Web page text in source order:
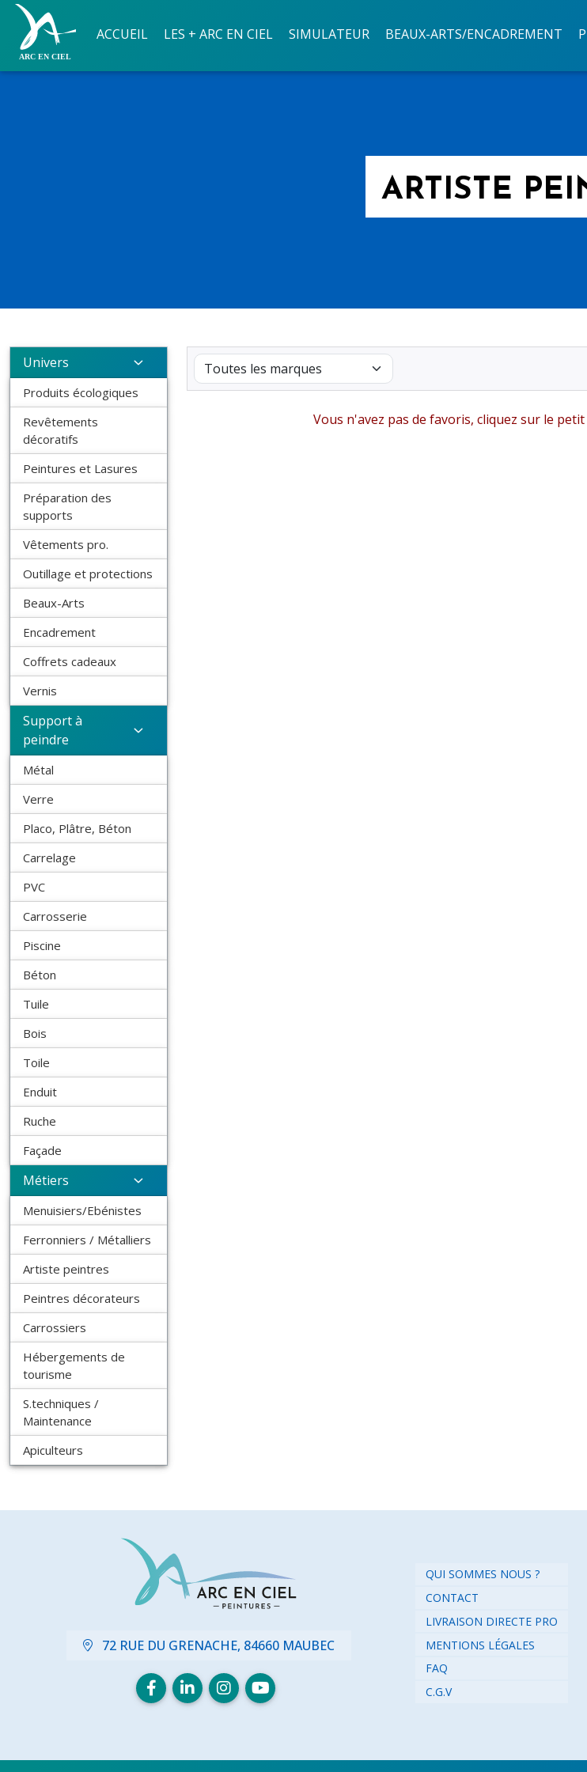
ACCUEIL LES + ARC EN CIEL SIMULATEUR BEAUX-ARTS/ENCADREMENT
ARTISTE
Univers
Produits écologiques
Revêtements
décoratifs
Peintures et Lasures
Préparation des
supports
Vêtements pro.
Outillage et protections
Beaux-Arts
Encadrement
Coffrets cadeaux
Vernis
Support à
peindre
Métal
Verre
Placo, Plâtre, Béton
Carrelage
PVC
Carrosserie
Piscine
Béton
Tuile
Bois
Toile
Enduit
Ruche
Façade
Métiers
Menuisiers/Ebénistes
Ferronniers / Métalliers
Artiste peintres
Peintres décorateurs
Carrossiers
Hébergements de
tourisme
S.techniques /
Maintenance
Apiculteurs
Vous n'avez pas de favoris, cliquez sur le
72 RUE DU GRENACHE, 84660 MAUBEC
QUI SOMMES NOUS ?
CONTACT
LIVRAISON DIRECTE PRO
MENTIONS LÉGALES
FAQ
C.G.V